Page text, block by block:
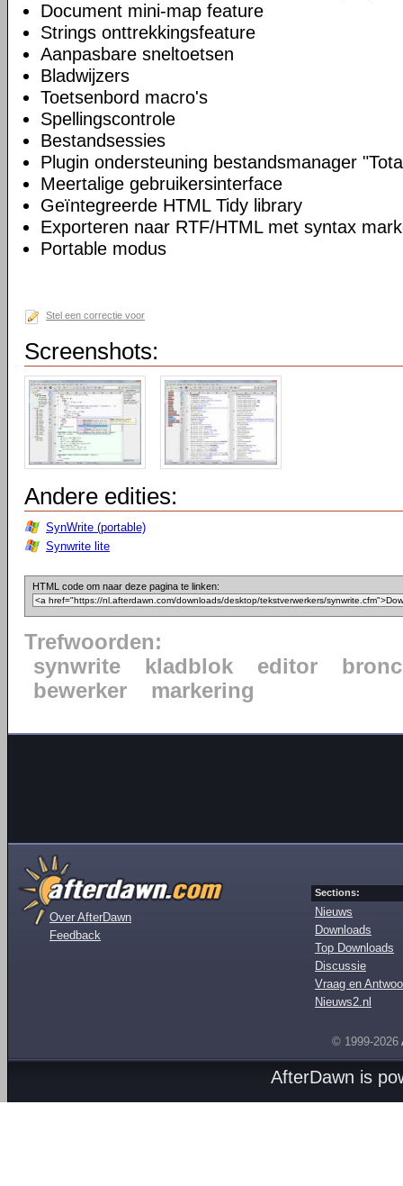
Document mini-map feature
Strings onttrekkingsfeature
Aanpasbare sneltoetsen
Bladwijzers
Toetsenbord macro's
Spellingscontrole
Bestandsessies
Plugin ondersteuning bestandsmanager
Meertalige gebruikersinterface
Geïntegreerde HTML Tidy library
Exporteren naar RTF/HTML met syntax
Portable modus
Stel een correctie voor
Screenshots:
Andere edities:
SynWrite (portable)
Synwrite lite
HTML code om naar deze pagina te linken:
Trefwoorden:
synwrite
kladblok editor
bewerker
markering
Over AfterDawn
Feedback
Sections:
Nieuws
Downloads
Top Downloads
Discussie
Vraag en
Nieuws2.nl
© 1999-2026
AfterDawn is